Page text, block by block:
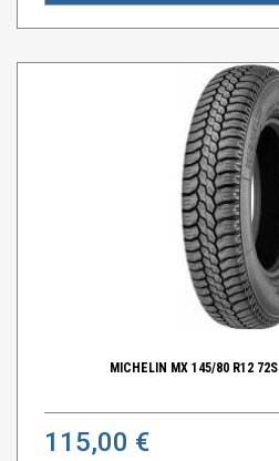
MICHELIN MX 145/80 R12 72S
115,00 €